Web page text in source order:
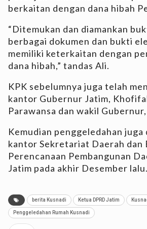
berkaitan dengan dana hibah
“Ditemukan dan diamankan
berbagai dokumen dan bukti
memiliki keterkaitan dengan
dana hibah,” tandas Ali.
KPK sebelumnya juga telah
kantor Gubernur Jatim,
Parawansa dan wakil
Kemudian penggeledahan juga
kantor Sekretariat Daerah dan
Perencanaan Pembangunan
Jatim pada akhir Desember lalu.
berita Kusnadi Ketua DPRD Jatim
Penggeledahan Rumah Kusnadi